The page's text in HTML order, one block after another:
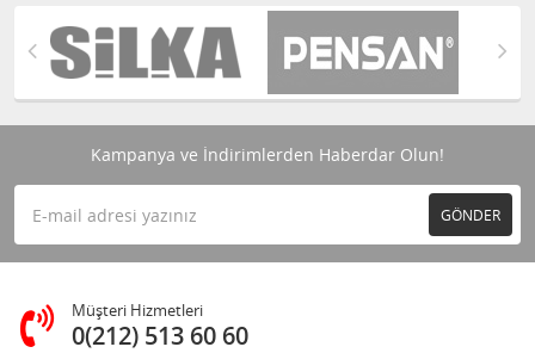
Kampanya ve İndirimlerden Haberdar Olun!
GÖNDER
Müşteri Hizmetleri
0(212) 513 60 60